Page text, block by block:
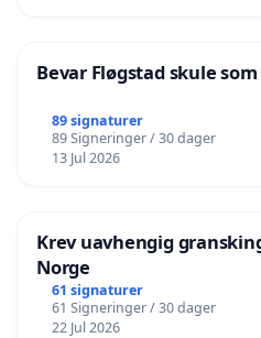
Bevar Fløgstad skule
89 signaturer
89 Signeringer / 30 dager
13 Jul 2026
Krev uavhengig
Norge
61 signaturer
61 Signeringer / 30 dager
22 Jul 2026